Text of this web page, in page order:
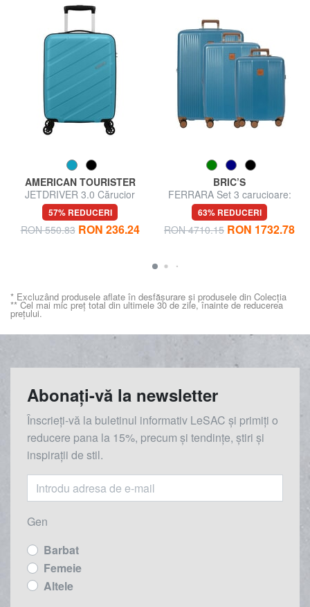
AMERICAN TOURISTER
JETDRIVER 3.0 Cărucior
pentru bagaje de mână
57% REDUCERI
RON 550.83 RON 236.24
BRIC’S
FERRARA Set 3 carucioare:
cabina, extensibil mediu si
mare
63% REDUCERI
RON 4710.15 RON 1732.78
* Excluzând produsele aflate în desfășurare și produsele din Colecția
** Cel mai mic preț total din ultimele 30 de zile, înainte de reducerea
prețului.
Abonați-vă la newsletter
Înscrieți-vă la buletinul informativ LeSAC și primiți o
reducere pana la 15%, precum și tendințe, știri și
inspirații de stil.
Gen
Barbat
Femeie
Altele